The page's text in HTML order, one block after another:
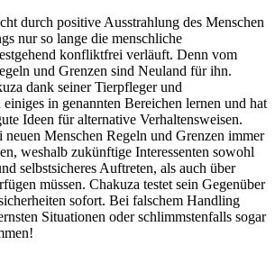
durch positive Ausstrahlung des Menschen
nur so lange die menschliche
konfliktfrei verläuft. Denn vom
und Grenzen sind Neuland für ihn.
dank seiner Tierpfleger und
in genannten Bereichen lernen und hat
Ideen für alternative Verhaltensweisen.
Menschen Regeln und Grenzen immer
weshalb zukünftige Interessenten sowohl
selbstsicheres Auftreten, als auch über
müssen. Chakuza testet sein Gegenüber
sofort. Bei falschem Handling
Situationen oder schlimmstenfalls sogar